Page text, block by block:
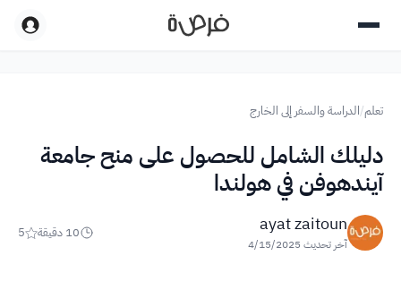
تعلم/الدراسة والسفر إلى الخارج
دليلك الشامل للحصول على منح جامعة
آيندهوفن في هولندا
ayat zaitoun
آخر تحديث 4/15/2025
10 دقيقة 5